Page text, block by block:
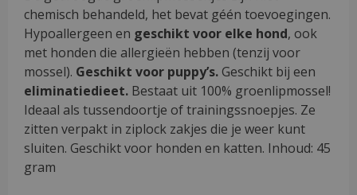
chemisch behandeld, het bevat géén toevoegingen.
Hypoallergeen en geschikt voor elke hond, ook
met honden die allergieën hebben (tenzij voor
mossel). Geschikt voor puppy’s. Geschikt bij een
eliminatiedieet. Bestaat uit 100% groenlipmossel!
Ideaal als tussendoortje of trainingssnoepjes. Ze
zitten verpakt in ziplock zakjes die je weer kunt
sluiten. Geschikt voor honden en katten. Inhoud: 45
gram